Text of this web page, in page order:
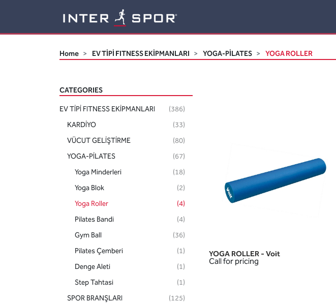
Home EV TİPİ FITNESS EKİPMANLARI YOGA-PİLATES YOGA ROLLER
CATEGORIES
EV TİPİ FITNESS EKİPMANLARI
(386)
KARDİYO
(33)
VÜCUT GELİŞTİRME
(80)
YOGA-PİLATES
(67)
Yoga Minderleri
(18)
Yoga Blok
(2)
Yoga Roller
(4)
Pilates Bandi
(4)
Gym Ball
(36)
Pilates Çemberi
(1)
Denge Aleti
(1)
Step Tahtasi
(1)
SPOR BRANŞLARI
(125)
QUICK VIEW
YOGA ROLLER - Voit
Call for pricing